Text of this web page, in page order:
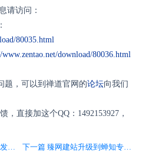
请访问：
80035.html
download/80036.html
题，可以到禅道官网的论坛向我们
，直接加这个QQ：1492153927，
上一篇 易软快报第41期：转发送然之专业版授权火热进行中 下一篇 臻网建站升级到蝉知专业版1.4，增加身份认证等功能